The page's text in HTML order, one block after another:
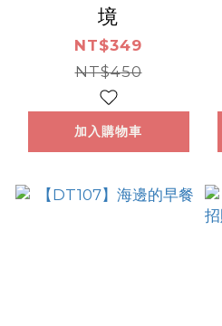
境
NT$349
NT$450
加入購物車